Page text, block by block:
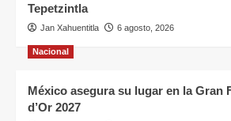
Tepetzintla
Jan Xahuentitla 6 agosto, 2026
Nacional
México asegura su lugar en la Gran
d’Or 2027